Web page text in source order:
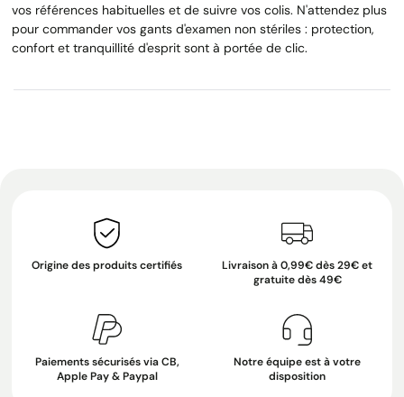
vos références habituelles et de suivre vos colis. N'attendez plus
pour commander vos gants d'examen non stériles : protection,
confort et tranquillité d'esprit sont à portée de clic.
Origine des produits certifiés
Livraison à 0,99€ dès 29€ et
gratuite dès 49€
Paiements sécurisés via CB,
Apple Pay & Paypal
Notre équipe est à votre
disposition